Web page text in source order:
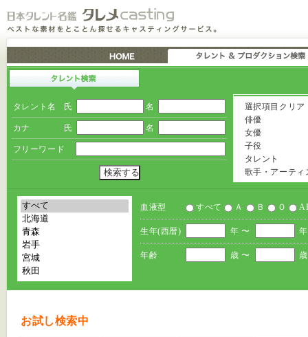
タレント名 氏 名
カナ 氏 名
フリーワード
選択項目クリア
俳優
女優
子役
タレント
歌手・アーティ
血液型 すべて Ａ Ｂ Ｏ
生年(西暦) 年 〜
年齢 歳 〜 歳
お試し検索中